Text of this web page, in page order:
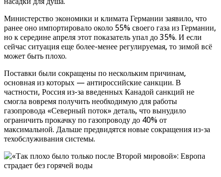
Министерство экономики и климата Германии заявило, что
ранее оно импортировало около 55% своего газа из Германии,
но к середине апреля этот показатель упал до 35%. И если
сейчас ситуация еще более-менее регулируемая, то зимой всё
может быть плохо.
Поставки были сокращены по нескольким причинам,
основная из которых — антироссийские санкции. В
частности, Россия из-за введенных Канадой санкций не
смогла вовремя получить необходимую для работы
газопровода «Северный поток» деталь, что вынудило
ограничить прокачку по газопроводу до 40% от
максимальной. Дальше предвидятся новые сокращения из-за
техобслуживания системы.